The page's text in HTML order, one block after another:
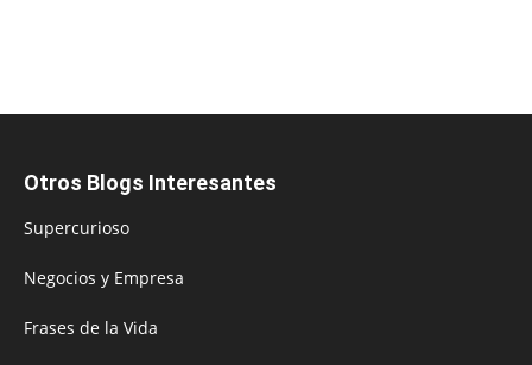
Otros Blogs Interesantes
Supercurioso
Negocios y Empresa
Frases de la Vida